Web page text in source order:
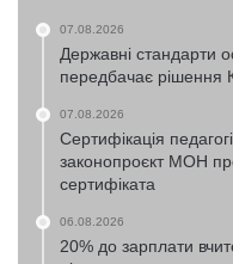
07.08.2026
Державні стандарти
передбачає рішення
07.08.2026
Сертифікація
законопроєкт МОН
сертифіката
06.08.2026
20% до зарплати